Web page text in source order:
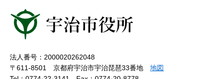
法人番号：2000020262048
〒611-8501 京都府宇治市宇治琵琶33番地 地図